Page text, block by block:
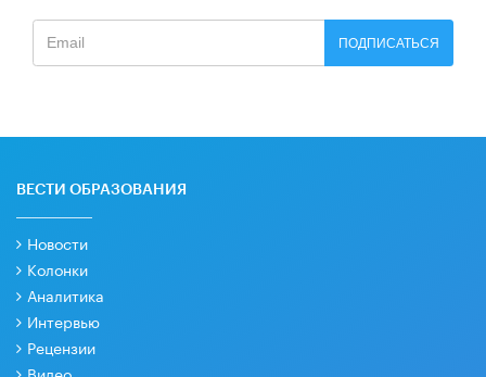
ПОДПИСАТЬСЯ
ВЕСТИ ОБРАЗОВАНИЯ
Новости
Колонки
Аналитика
Интервью
Рецензии